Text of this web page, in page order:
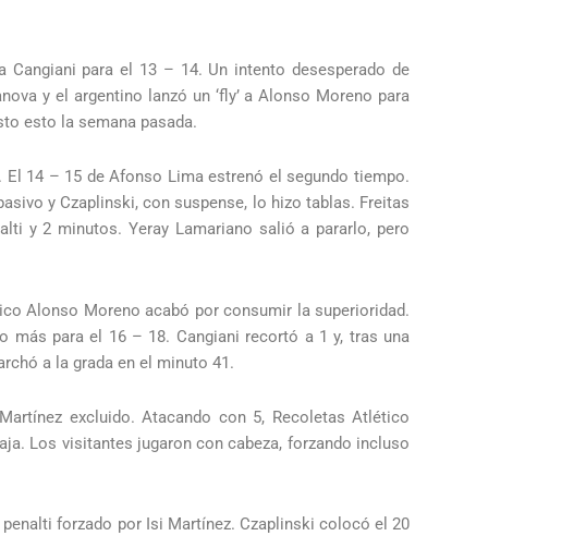
para el 13 – 14. Un intento desesperado de
y el argentino lanzó un ‘fly’ a Alonso Moreno para
esto la semana pasada.
14 – 15 de Afonso Lima estrenó el segundo tiempo.
y Czaplinski, con suspense, lo hizo tablas. Freitas
y 2 minutos. Yeray Lamariano salió a pararlo, pero
Alonso Moreno acabó por consumir la superioridad.
más para el 16 – 18. Cangiani recortó a 1 y, tras una
a la grada en el minuto 41.
excluido. Atacando con 5, Recoletas Atlético
Los visitantes jugaron con cabeza, forzando incluso
forzado por Isi Martínez. Czaplinski colocó el 20